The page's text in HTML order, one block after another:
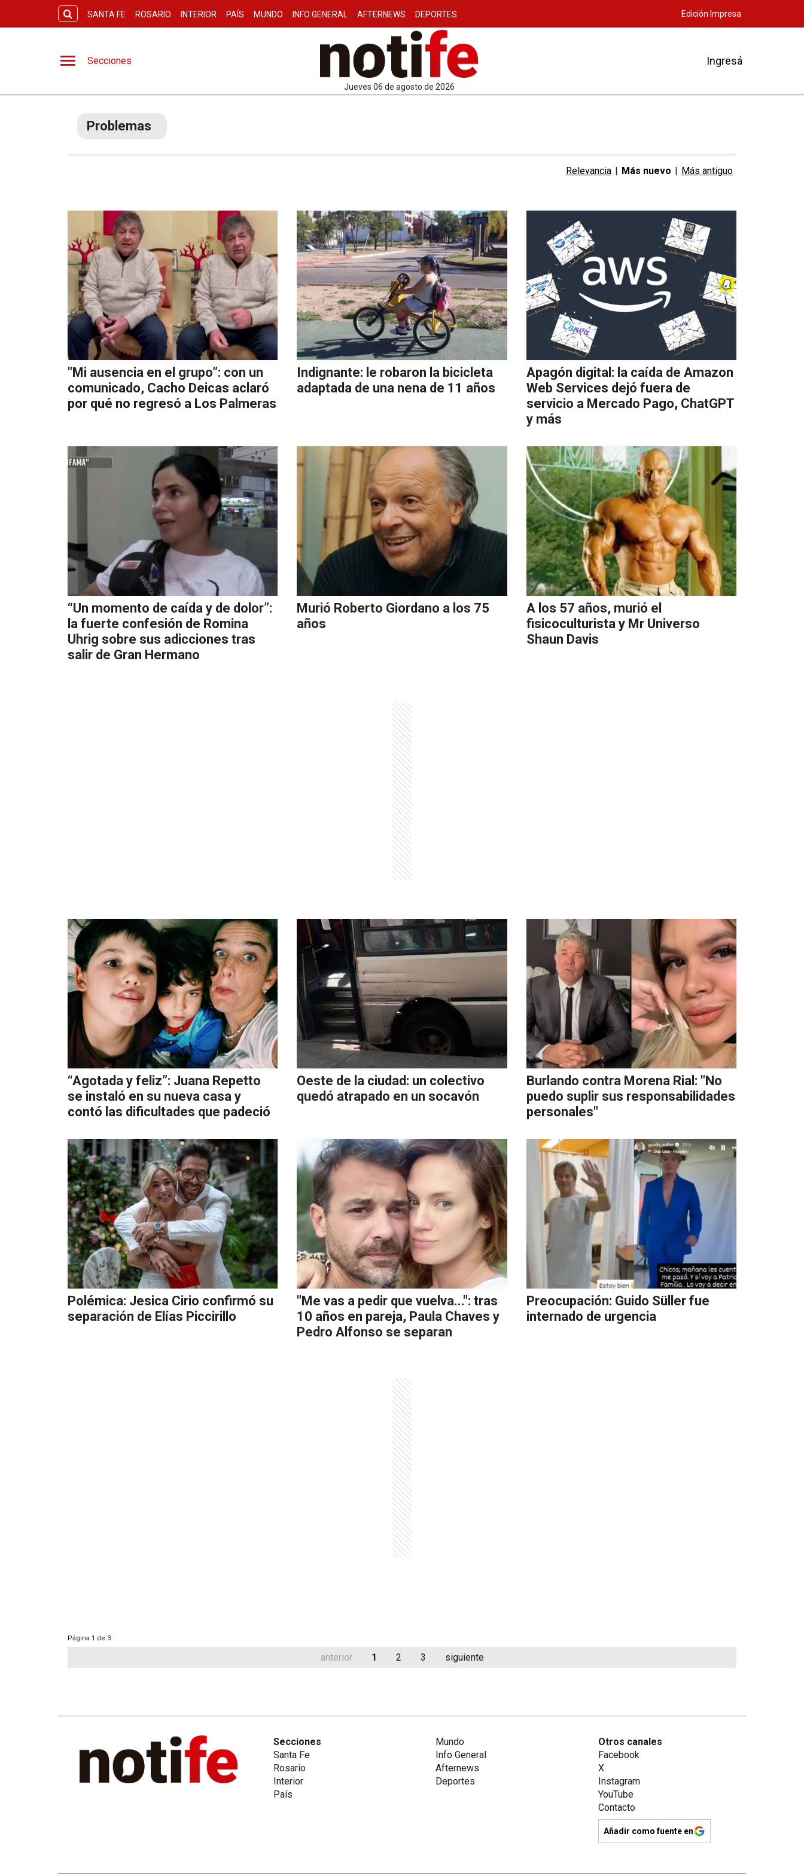
SANTA FE ROSARIO INTERIOR PAÍS MUNDO INFO GENERAL AFTERNEWS DEPORTES Edición Impresa
Secciones
jueves 06 de agosto de 2026
Ingresá
Problemas
Relevancia | Más nuevo | Más antiguo
"Mi ausencia en el grupo”: con un
comunicado, Cacho Deicas aclaró
por qué no regresó a Los Palmeras
Indignante: le robaron la bicicleta
adaptada de una nena de 11 años
Apagón digital: la caída de Amazon
Web Services dejó fuera de
servicio a Mercado Pago, ChatGPT
y más
“Un momento de caída y de dolor”:
la fuerte confesión de Romina
Uhrig sobre sus adicciones tras
salir de Gran Hermano
Murió Roberto Giordano a los 75
años
A los 57 años, murió el
fisicoculturista y Mr Universo
Shaun Davis
“Agotada y feliz”: Juana Repetto
se instaló en su nueva casa y
contó las dificultades que padeció
Oeste de la ciudad: un colectivo
quedó atrapado en un socavón
Burlando contra Morena Rial: "No
puedo suplir sus responsabilidades
personales"
Polémica: Jesica Cirio confirmó su
separación de Elías Piccirillo
"Me vas a pedir que vuelva...": tras
10 años en pareja, Paula Chaves y
Pedro Alfonso se separan
Preocupación: Guido Süller fue
internado de urgencia
Página 1 de 3
anterior 1 2 3 siguiente
Secciones
Santa Fe
Rosario
Interior
País
Mundo
Info General
Afternews
Deportes
Otros canales
Facebook
X
Instagram
YouTube
Contacto
Añadir como fuente en